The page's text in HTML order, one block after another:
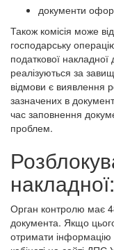
документи
Також комісія може
господарську
податкової
реалізуються за
відмови є виявлення
зазначених в
час заповнення
проблем.
Орган контролю має
документа. Якщо
отримати